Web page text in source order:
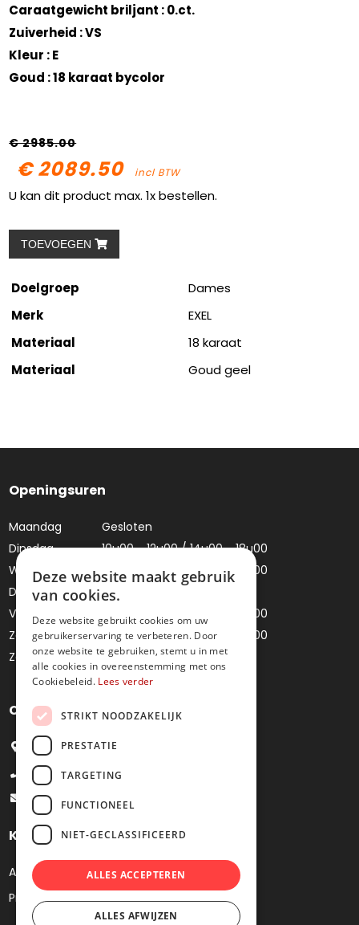
Caraatgewicht briljant : 0.ct.
Zuiverheid : VS
Kleur : E
Goud : 18 karaat bycolor
€ 2985.00
€ 2089.50 incl BTW
U kan dit product max. 1x bestellen.
TOEVOEGEN
Doelgroep
Dames
Merk
EXEL
Materiaal
18 karaat
Materiaal
Goud geel
Openingsuren
Maandag
Gesloten
Dinsdag
10u00 - 12u00 / 14u00 - 18u00
Woensdag
10u00 - 12u00 / 14u00 - 18u00
Donderdag
Gesloten
Vrijdag
10u00 - 12u00 / 14u00 - 18u00
Zaterdag
10u00 - 12u00 / 14u00 - 18u00
Zondag
Gesloten
Contacteer ons
Bredestraat 4, 9041 Oostakker
+32 9 251 09 27
info@juweliermoens.be
Klantenservice
Algemene voorwaarden
Privacy
Deze website maakt gebruik
van cookies.
Deze website gebruikt cookies om uw
gebruikerservaring te verbeteren. Door
onze website te gebruiken, stemt u in met
alle cookies in overeenstemming met ons
Cookiebeleid. Lees verder
STRIKT NOODZAKELIJK
PRESTATIE
TARGETING
FUNCTIONEEL
NIET-GECLASSIFICEERD
ALLES ACCEPTEREN
ALLES AFWIJZEN